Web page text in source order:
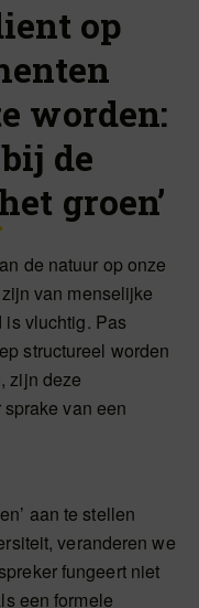
op
worden:
de
groen’
de natuur op onze
van menselijke
vluchtig. Pas
structureel worden
zijn deze
van een
aan te stellen
veranderen we
fungeert niet
een formele